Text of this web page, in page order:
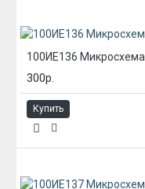
100ИЕ136 Микросхема
300р.
Купить